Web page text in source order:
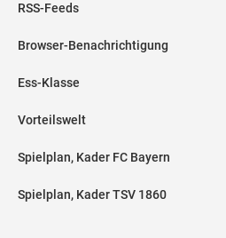
RSS-Feeds
Browser-Benachrichtigung
Ess-Klasse
Vorteilswelt
Spielplan, Kader FC Bayern
Spielplan, Kader TSV 1860